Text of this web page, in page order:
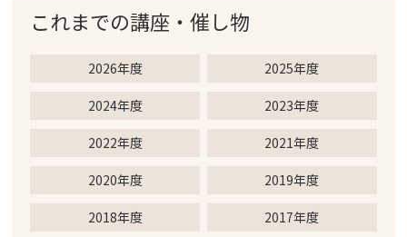
これまでの講座・催し物
2026年度 2025年度
2024年度 2023年度
2022年度 2021年度
2020年度 2019年度
2018年度 2017年度